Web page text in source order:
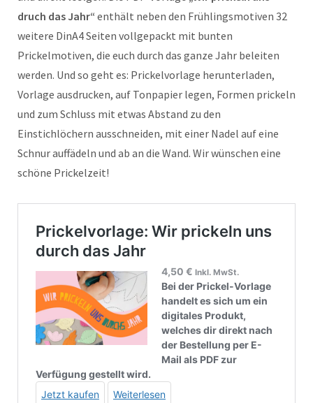
druch das Jahr“ enthält neben den Frühlingsmotiven 32
weitere DinA4 Seiten vollgepackt mit bunten
Prickelmotiven, die euch durch das ganze Jahr beleiten
werden. Und so geht es: Prickelvorlage herunterladen,
Vorlage ausdrucken, auf Tonpapier legen, Formen prickeln
und zum Schluss mit etwas Abstand zu den
Einstichlöchern ausschneiden, mit einer Nadel auf eine
Schnur auffädeln und ab an die Wand. Wir wünschen eine
schöne Prickelzeit!